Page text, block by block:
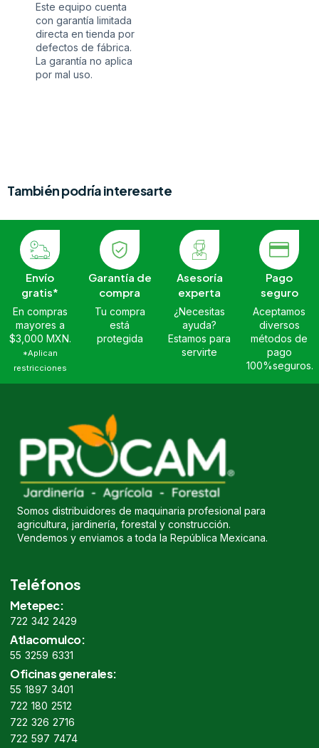
Este equipo cuenta
con garantía limitada
directa en tienda por
defectos de fábrica.
La garantía no aplica
por mal uso.
También podría interesarte
Envío
gratis*
En compras
mayores a
$3,000 MXN.
*Aplican
restricciones
Garantía de
compra
Tu compra
está
protegida
Asesoría
experta
¿Necesitas
ayuda?
Estamos para
servirte
Pago
seguro
Aceptamos
diversos
métodos de
pago
100%seguros.
Somos distribuidores de maquinaria profesional para
agricultura, jardinería, forestal y construcción.
Vendemos y enviamos a toda la República Mexicana.
Teléfonos
Metepec:
722 342 2429
Atlacomulco:
55 3259 6331
Oficinas generales:
55 1897 3401
722 180 2512
722 326 2716
722 597 7474